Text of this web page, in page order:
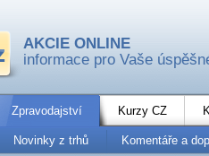
AKCIE ONLINE
informace pro Vaše
Zpravodajství Kurzy CZ
Novinky z trhů Komentáře a